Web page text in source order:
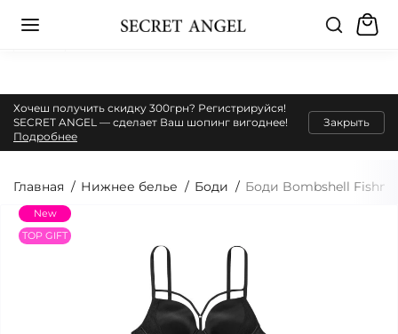
Хочеш получить скидку 300грн? Регистрируйся!
SECRET ANGEL — сделает Ваш шопинг вигоднее!
Подробнее
Закрыть
Главная Нижнее белье Боди Боди Bombshell
New
TOP GIFT